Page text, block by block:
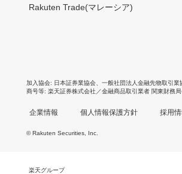
Rakuten Trade(マレーシア)
加入協会 日本証券業協会 一般社団法人金融先物取引業
商号等 楽天証券株式会社／金融商品取引業者 関東財務
企業情報 個人情報保護方針 採用
© Rakuten Securities, Inc.
楽天グループ